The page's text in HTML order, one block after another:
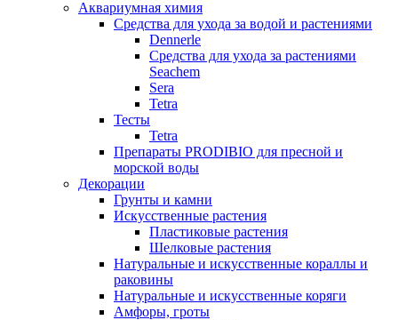
Аквариумная химия
Средства для ухода за водой и растениями
Dennerle
Средства для ухода за растениями
Seachem
Sera
Tetra
Тесты
Tetra
Препараты PRODIBIO для пресной и
морской воды
Декорации
Грунты и камни
Искусственные растения
Пластиковые растения
Шелковые растения
Натуральные и искусственные кораллы и
раковины
Натуральные и искусственные коряги
Амфоры, гроты